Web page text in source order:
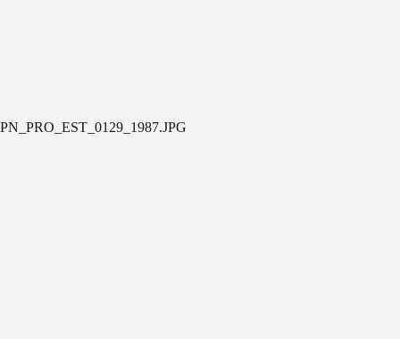
PN_PRO_EST_0129_1987.JPG